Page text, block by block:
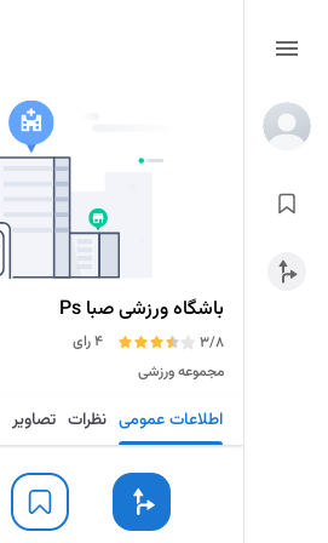
باشگاه ورزشی صبا Ps
3/8
4 رای
مجموعه ورزشی
اطلاعات عمومی نظرات تصاویر